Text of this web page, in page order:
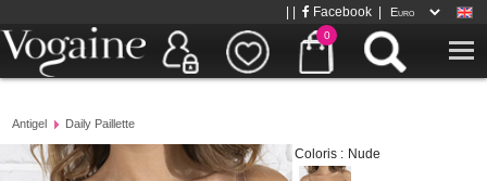
0
Facebook
Antigel Daily Paillette
Coloris : Nude